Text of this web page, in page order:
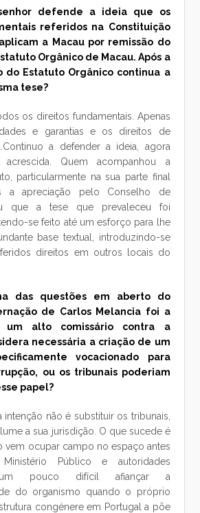
defende a ideia que os
referidos na Constituição
a Macau por remissão do
Orgânico de Macau. Após a
do Estatuto Orgânico continua a
tese?
os direitos fundamentais. Apenas
e garantias e os direitos de
a defender a ideia, agora
Quem acompanhou a
particularmente na sua parte final
a apreciação pelo Conselho de
que a tese que prevaleceu foi
se feito até um esforço para lhe
base textual, introduzindo-se
direitos em outros locais do
das questões em aberto do
de Carlos Melancia foi a
um alto comissário contra a
necessária a criação de um
vocacionado para
ou os tribunais poderiam
papel?
intenção não é substituir os tribunais,
a sua jurisdição. O que sucede é
vem ocupar campo no espaço antes
Público e autoridades
pouco difícil afiançar a
do organismo quando o próprio
congénere em Portugal a põe